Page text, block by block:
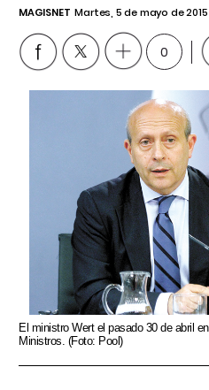
MAGISNET Martes, 5 de mayo de 2015
0
El ministro Wert el pasado 30 de abril
Ministros. (Foto: Pool)